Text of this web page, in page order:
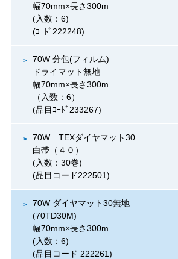
幅70mm×長さ300m
(入数：6)
(ｺｰﾄﾞ222248)
70W 分包(フィルム)
ドライマット無地
幅70mm×長さ300m
（入数：6）
(品目ｺｰﾄﾞ233267)
70W TEXダイヤマット30
白帯（４０）
(入数：30巻)
(品目コード222501)
70W ダイヤマット30無地
(70TD30M)
幅70mm×長さ300m
(入数：6)
(品目コード 222261)